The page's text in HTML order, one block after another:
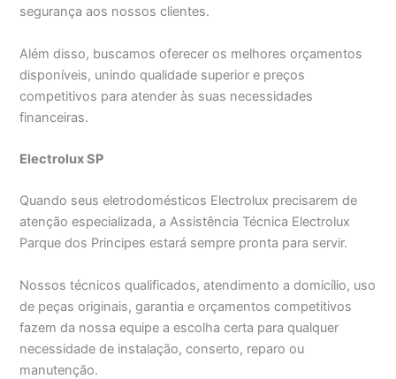
segurança aos nossos clientes.
Além disso, buscamos oferecer os melhores orçamentos
disponíveis, unindo qualidade superior e preços
competitivos para atender às suas necessidades
financeiras.
Electrolux SP
Quando seus eletrodomésticos Electrolux precisarem de
atenção especializada, a Assistência Técnica Electrolux
Parque dos Principes estará sempre pronta para servir.
Nossos técnicos qualificados, atendimento a domicílio, uso
de peças originais, garantia e orçamentos competitivos
fazem da nossa equipe a escolha certa para qualquer
necessidade de instalação, conserto, reparo ou
manutenção.